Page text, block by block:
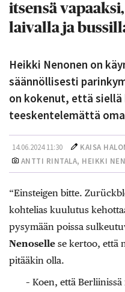
itsensä
laivalla ja
Heikki Nenonen on
säännöllisesti
on kokenut, että siellä
teeskentelemättä
14.06.2024 11:30
KAISA
ANTTI RINTALA, HEIKKI
“Einsteigen bitte.
kohtelias kuulutus
pysymään poissa
Nenoselle se kertoo, että
pitääkin olla.
– Koen, että